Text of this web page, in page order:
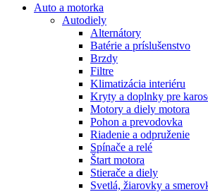
Auto a motorka
Autodiely
Alternátory
Batérie a príslušenstvo
Brzdy
Filtre
Klimatizácia interiéru
Kryty a doplnky pre
Motory a diely motora
Pohon a prevodovka
Riadenie a odpruženie
Spínače a relé
Štart motora
Stierače a diely
Svetlá, žiarovky a